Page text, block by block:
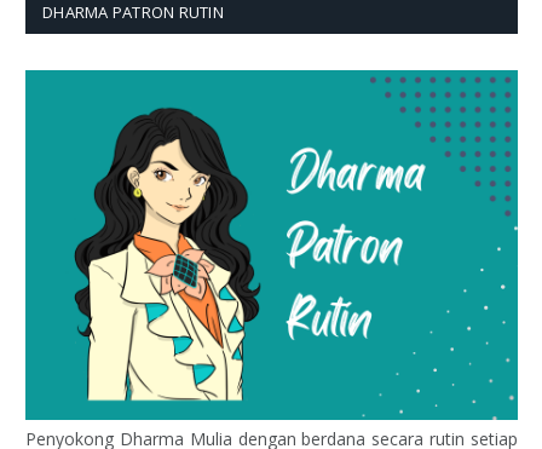
DHARMA PATRON RUTIN
Penyokong Dharma Mulia dengan berdana secara rutin setiap